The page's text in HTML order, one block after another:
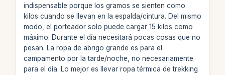
indispensable porque los gramos se sienten como
kilos cuando se llevan en la espalda/cintura. Del mismo
modo, el porteador solo puede cargar 15 kilos como
máximo. Durante el día necesitará pocas cosas que no
pesan. La ropa de abrigo grande es para el
campamento por la tarde/noche, no necesariamente
para el día. Lo mejor es llevar ropa térmica de trekking